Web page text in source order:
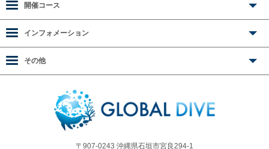
〒907-0243 沖縄県石垣市宮良294-1
開催コース
インフォメーション
その他